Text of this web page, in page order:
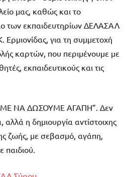
μας, καθώς και το
των εκπαιδευτηρίων ΔΕΛΑΣΑΛ
για τη συμμετοχή
καρτών, που περιμένουμε με
εκπαιδευτικούς και τις
ΝΑ ΔΩΣΟΥΜΕ ΑΓΑΠΗ”. Δεν
αλλά η δημιουργία αντίστοιχης
ζωής, με σεβασμό, αγάπη,